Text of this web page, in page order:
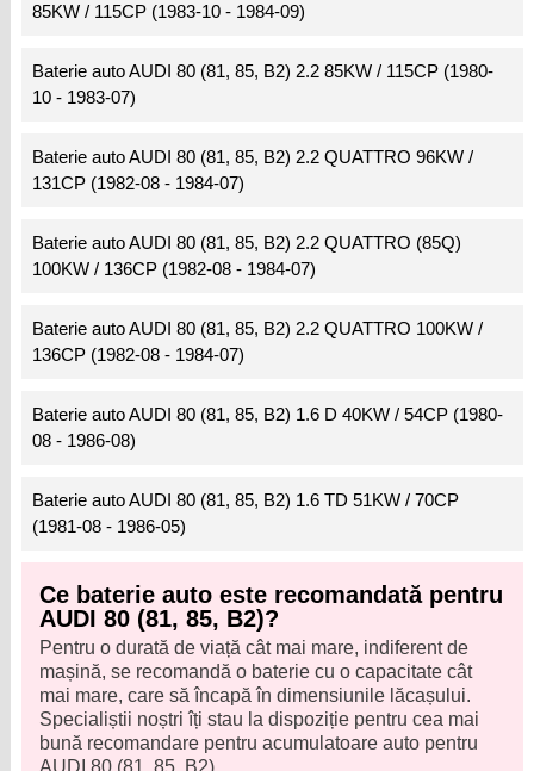
85KW / 115CP (1983-10 - 1984-09)
Baterie auto AUDI 80 (81, 85, B2) 2.2 85KW / 115CP (1980-
10 - 1983-07)
Baterie auto AUDI 80 (81, 85, B2) 2.2 QUATTRO 96KW /
131CP (1982-08 - 1984-07)
Baterie auto AUDI 80 (81, 85, B2) 2.2 QUATTRO (85Q)
100KW / 136CP (1982-08 - 1984-07)
Baterie auto AUDI 80 (81, 85, B2) 2.2 QUATTRO 100KW /
136CP (1982-08 - 1984-07)
Baterie auto AUDI 80 (81, 85, B2) 1.6 D 40KW / 54CP (1980-
08 - 1986-08)
Baterie auto AUDI 80 (81, 85, B2) 1.6 TD 51KW / 70CP
(1981-08 - 1986-05)
Ce baterie auto este recomandată pentru
AUDI 80 (81, 85, B2)?
Pentru o durată de viață cât mai mare, indiferent de
mașină, se recomandă o baterie cu o capacitate cât
mai mare, care să încapă în dimensiunile lăcașului.
Specialiștii noștri îți stau la dispoziție pentru cea mai
bună recomandare pentru acumulatoare auto pentru